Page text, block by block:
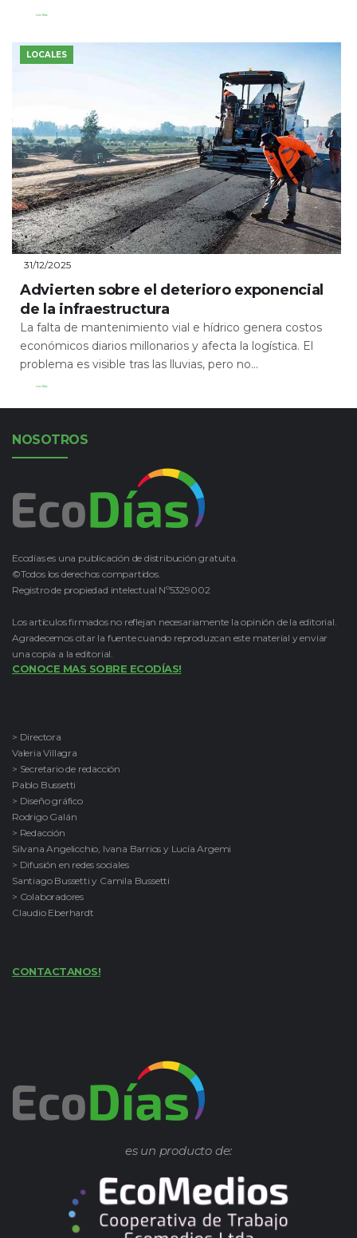
Leer Más
LOCALES
31/12/2025
Advierten sobre el deterioro exponencial
de la infraestructura
La falta de mantenimiento vial e hídrico genera costos
económicos diarios millonarios y afecta la logística. El
problema es visible tras las lluvias, pero no...
Leer Más
NOSOTROS
Ecodías es una publicación de distribución gratuita.
©Todos los derechos compartidos.
Registro de propiedad intelectual Nº5329002
Los artículos firmados no reflejan necesariamente la opinión de la editorial.
Agradecemos citar la fuente cuando reproduzcan este material y enviar
una copia a la editorial.
CONOCE MAS SOBRE ECODÍAS!
> Directora
Valeria Villagra
> Secretario de redacción
Pablo Bussetti
> Diseño gráfico
Rodrigo Galán
> Redacción
Silvana Angelicchio, Ivana Barrios y Lucía Argemi
> Difusión en redes sociales
Santiago Bussetti y Camila Bussetti
> Colaboradores
Claudio Eberhardt
CONTACTANOS!
es un producto de: